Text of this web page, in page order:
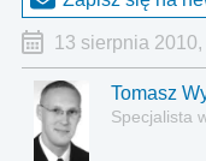
13 sierpnia 2010,
Tomasz
Specjalista